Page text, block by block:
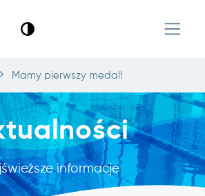
Mamy pierwszy medal!
informacje